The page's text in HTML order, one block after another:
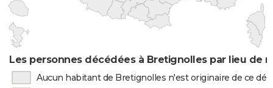
Les personnes décédées à Bretignolles par lieu de
Aucun habitant de Bretignolles n'est originaire de ce